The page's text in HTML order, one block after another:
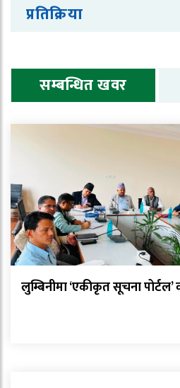
प्रतिक्रिया
सम्बन्धित खवर
लुम्बिनीमा ‘एकीकृत सूचना पोर्टल’